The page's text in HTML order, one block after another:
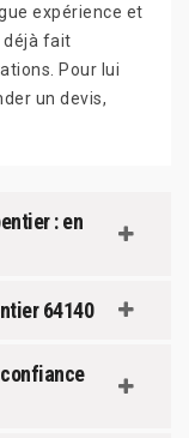
expérience et
déjà fait
Pour lui
un devis,
: en
64140